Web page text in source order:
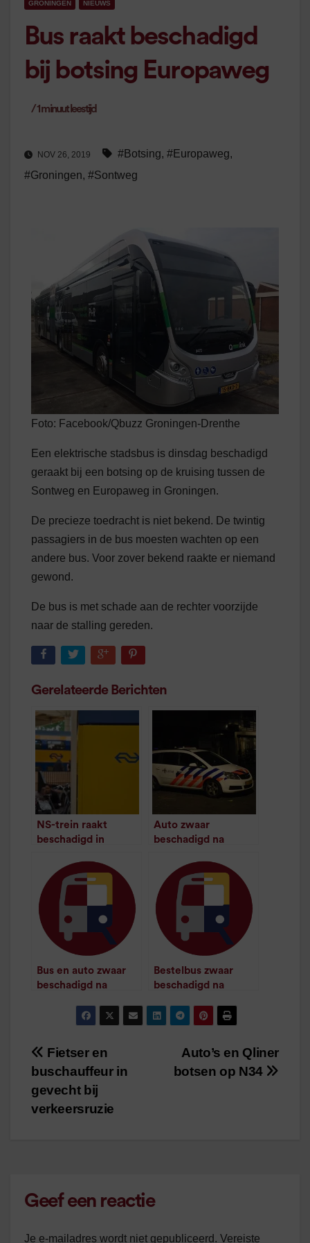
GRONINGEN NIEUWS
Bus raakt beschadigd
bij botsing Europaweg
/1 minuut leestijd
NOV 26, 2019 #Botsing, #Europaweg,
#Groningen, #Sontweg
Foto: Facebook/Qbuzz Groningen-Drenthe
Een elektrische stadsbus is dinsdag beschadigd
geraakt bij een botsing op de kruising tussen de
Sontweg en Europaweg in Groningen.
De precieze toedracht is niet bekend. De twintig
passagiers in de bus moesten wachten op een
andere bus. Voor zover bekend raakte er niemand
gewond.
De bus is met schade aan de rechter voorzijde
naar de stalling gereden.
Gerelateerde Berichten
NS-trein raakt
beschadigd in
minuut leestijd
Auto zwaar
beschadigd na
minuut leestijd
Bus en auto zwaar
beschadigd na
minuut leestijd
Bestelbus zwaar
beschadigd na
/ minuut leestijd
Bericht
navigatie
Auto’s en Qliner
botsen op N34
Fietser en
buschauffeur in
gevecht bij
verkeersruzie
Geef een reactie
Je e-mailadres wordt niet gepubliceerd. Vereiste